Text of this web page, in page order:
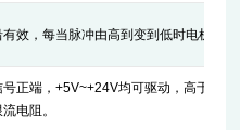
有效，每当脉冲由高到变到低时电机走
号正端，+5V~+24V均可驱动，高于
电阻。